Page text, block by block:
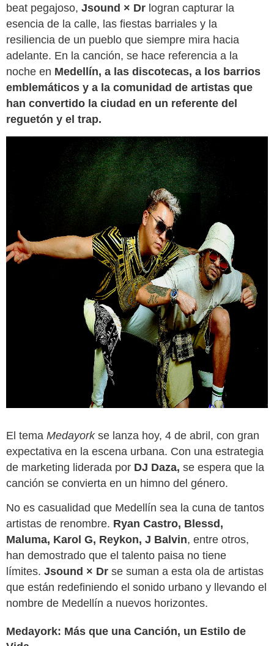
beat pegajoso, Jsound × Dr logran capturar la
esencia de la calle, las fiestas barriales y la
resiliencia de un pueblo que siempre mira hacia
adelante. En la canción, se hace referencia a la
noche en Medellín, a las discotecas, a los barrios
emblemáticos y a la comunidad de artistas que
han convertido la ciudad en un referente del
reguetón y el trap.
El tema Medayork se lanza hoy, 4 de abril, con gran
expectativa en la escena urbana. Con una estrategia
de marketing liderada por DJ Daza, se espera que la
canción se convierta en un himno del género.
No es casualidad que Medellín sea la cuna de tantos
artistas de renombre. Ryan Castro, Blessd,
Maluma, Karol G, Reykon, J Balvin, entre otros,
han demostrado que el talento paisa no tiene
límites. Jsound × Dr se suman a esta ola de artistas
que están redefiniendo el sonido urbano y llevando el
nombre de Medellín a nuevos horizontes.
Medayork: Más que una Canción, un Estilo de